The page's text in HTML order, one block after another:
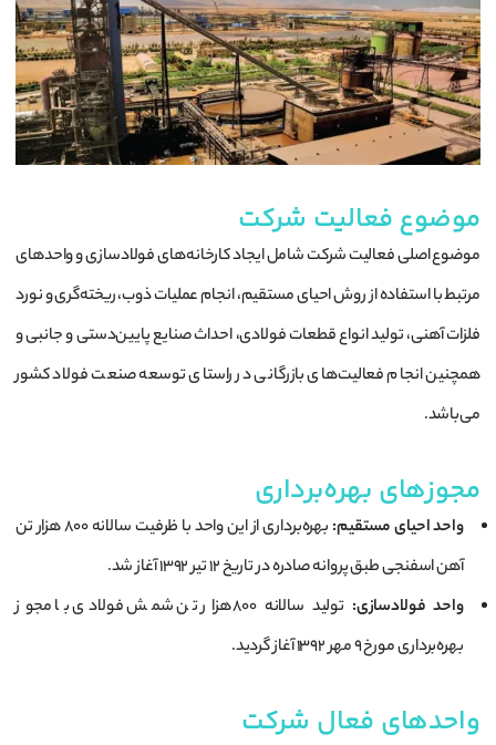
موضوع فعالیت شرکت
موضوع اصلی فعالیت شرکت شامل ایجاد کارخانه‌های فولادسازی و واحدهای
مرتبط با استفاده از روش احیای مستقیم، انجام عملیات ذوب، ریخته‌گری و نورد
فلزات آهنی، تولید انواع قطعات فولادی، احداث صنایع پایین‌دستی و جانبی و
همچنین انجام فعالیت‌های بازرگانی در راستای توسعه صنعت فولاد کشور
می‌باشد.
مجوزهای بهره‌برداری
واحد احیای مستقیم:
بهره‌برداری از این واحد با ظرفیت سالانه ۸۰۰ هزار تن
آهن اسفنجی طبق پروانه صادره در تاریخ ۱۲ تیر ۱۳۹۲ آغاز شد.
واحد فولادسازی:
تولید سالانه ۸۰۰ هزار تن شمش فولادی با مجوز
بهره‌برداری مورخ ۹ مهر ۱۳۹۲ آغاز گردید.
واحدهای فعال شرکت